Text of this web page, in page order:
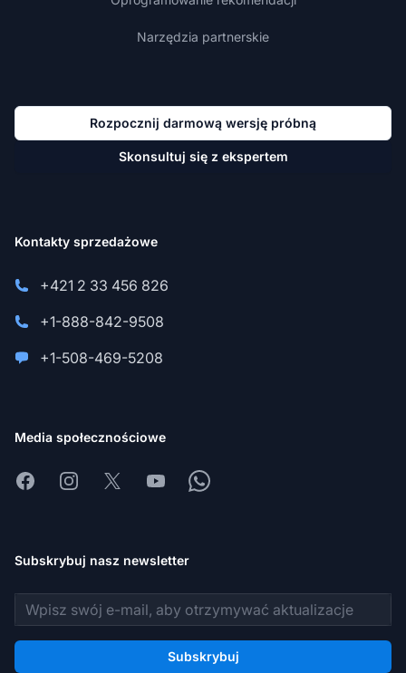
Narzędzia partnerskie
Rozpocznij darmową wersję próbną
Skonsultuj się z ekspertem
Kontakty sprzedażowe
+421 2 33 456 826
+1-888-842-9508
+1-508-469-5208
Media społecznościowe
FacebookInstagram
X YoutubeWhatsapp
Subskrybuj nasz newsletter
Adres e-mail
Subskrybuj